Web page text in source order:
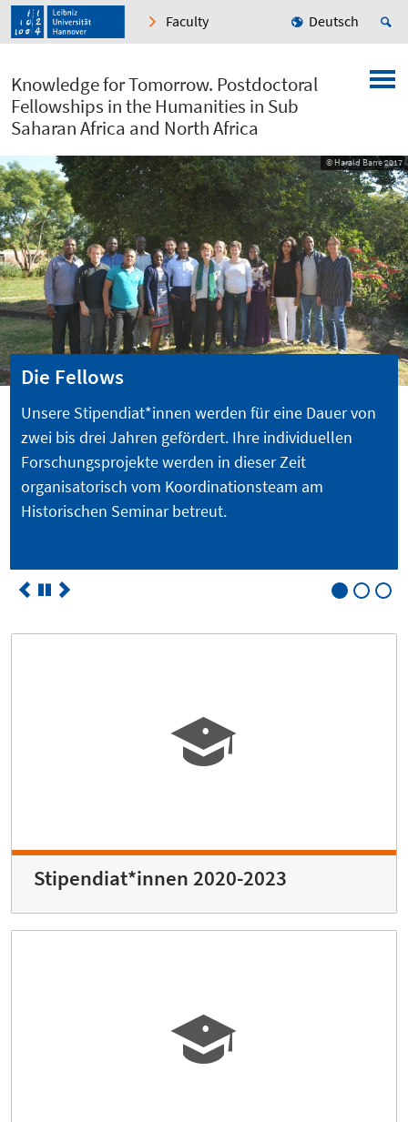
Faculty Deutsch
Knowledge for Tomorrow. Postdoctoral
Fellowships in the Humanities in Sub
Saharan Africa and North Africa
© Harald Barre 2017
Die Fellows
Unsere Stipendiat*innen werden für eine Dauer von
zwei bis drei Jahren gefördert. Ihre individuellen
Forschungsprojekte werden in dieser Zeit
organisatorisch vom Koordinationsteam am
Historischen Seminar betreut.
Stipendiat*innen 2020-2023